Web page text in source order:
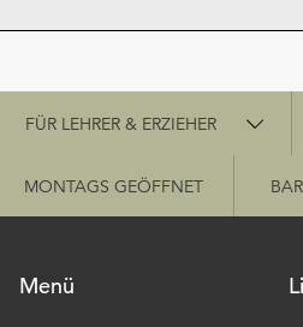
Schnellzugriff
FÜR LEHRER & ERZIEHER
MONTAGS GEÖFFNET
Menü